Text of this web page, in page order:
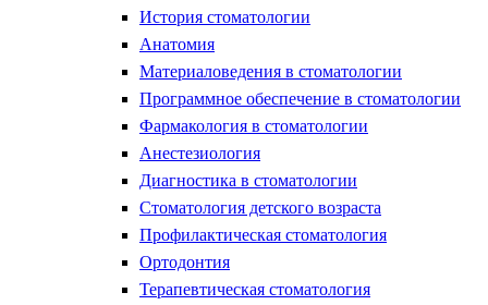
История стоматологии
Анатомия
Материаловедения в стоматологии
Программное обеспечение в стоматологии
Фармакология в стоматологии
Анестезиология
Диагностика в стоматологии
Стоматология детского возраста
Профилактическая стоматология
Ортодонтия
Терапевтическая стоматология